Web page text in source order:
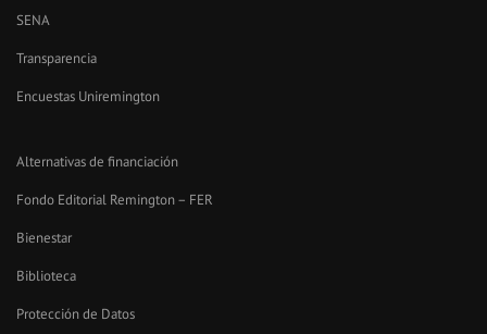
SENA
Transparencia
Encuestas Uniremington
Alternativas de financiación
Fondo Editorial Remington – FER
Bienestar
Biblioteca
Protección de Datos